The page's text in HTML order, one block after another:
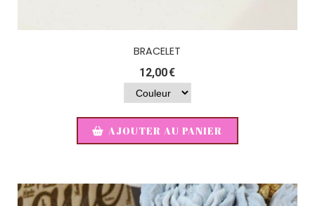
BRACELET
12,00€
AJOUTER AU PANIER